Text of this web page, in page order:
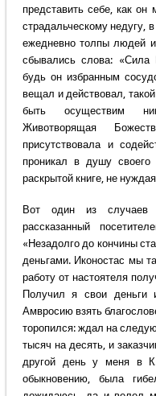
представить себе, как он
страдальческому недугу,
ежедневно толпы людей
сбывались слова:
будь он избранным
вещал и действовал, такой
быть осуществим
Животворящая
присутствовала и
проникал в душу
раскрытой книге, не
Вот один из случаев
рассказанный
«Незадолго до кончины
деньгами. Иконостас мы
работу от настоятеля
Получил я свои деньги
Амвросию взять
торопился: ждал на
тысяч на десять, и
другой день у меня в
обыкновению, была